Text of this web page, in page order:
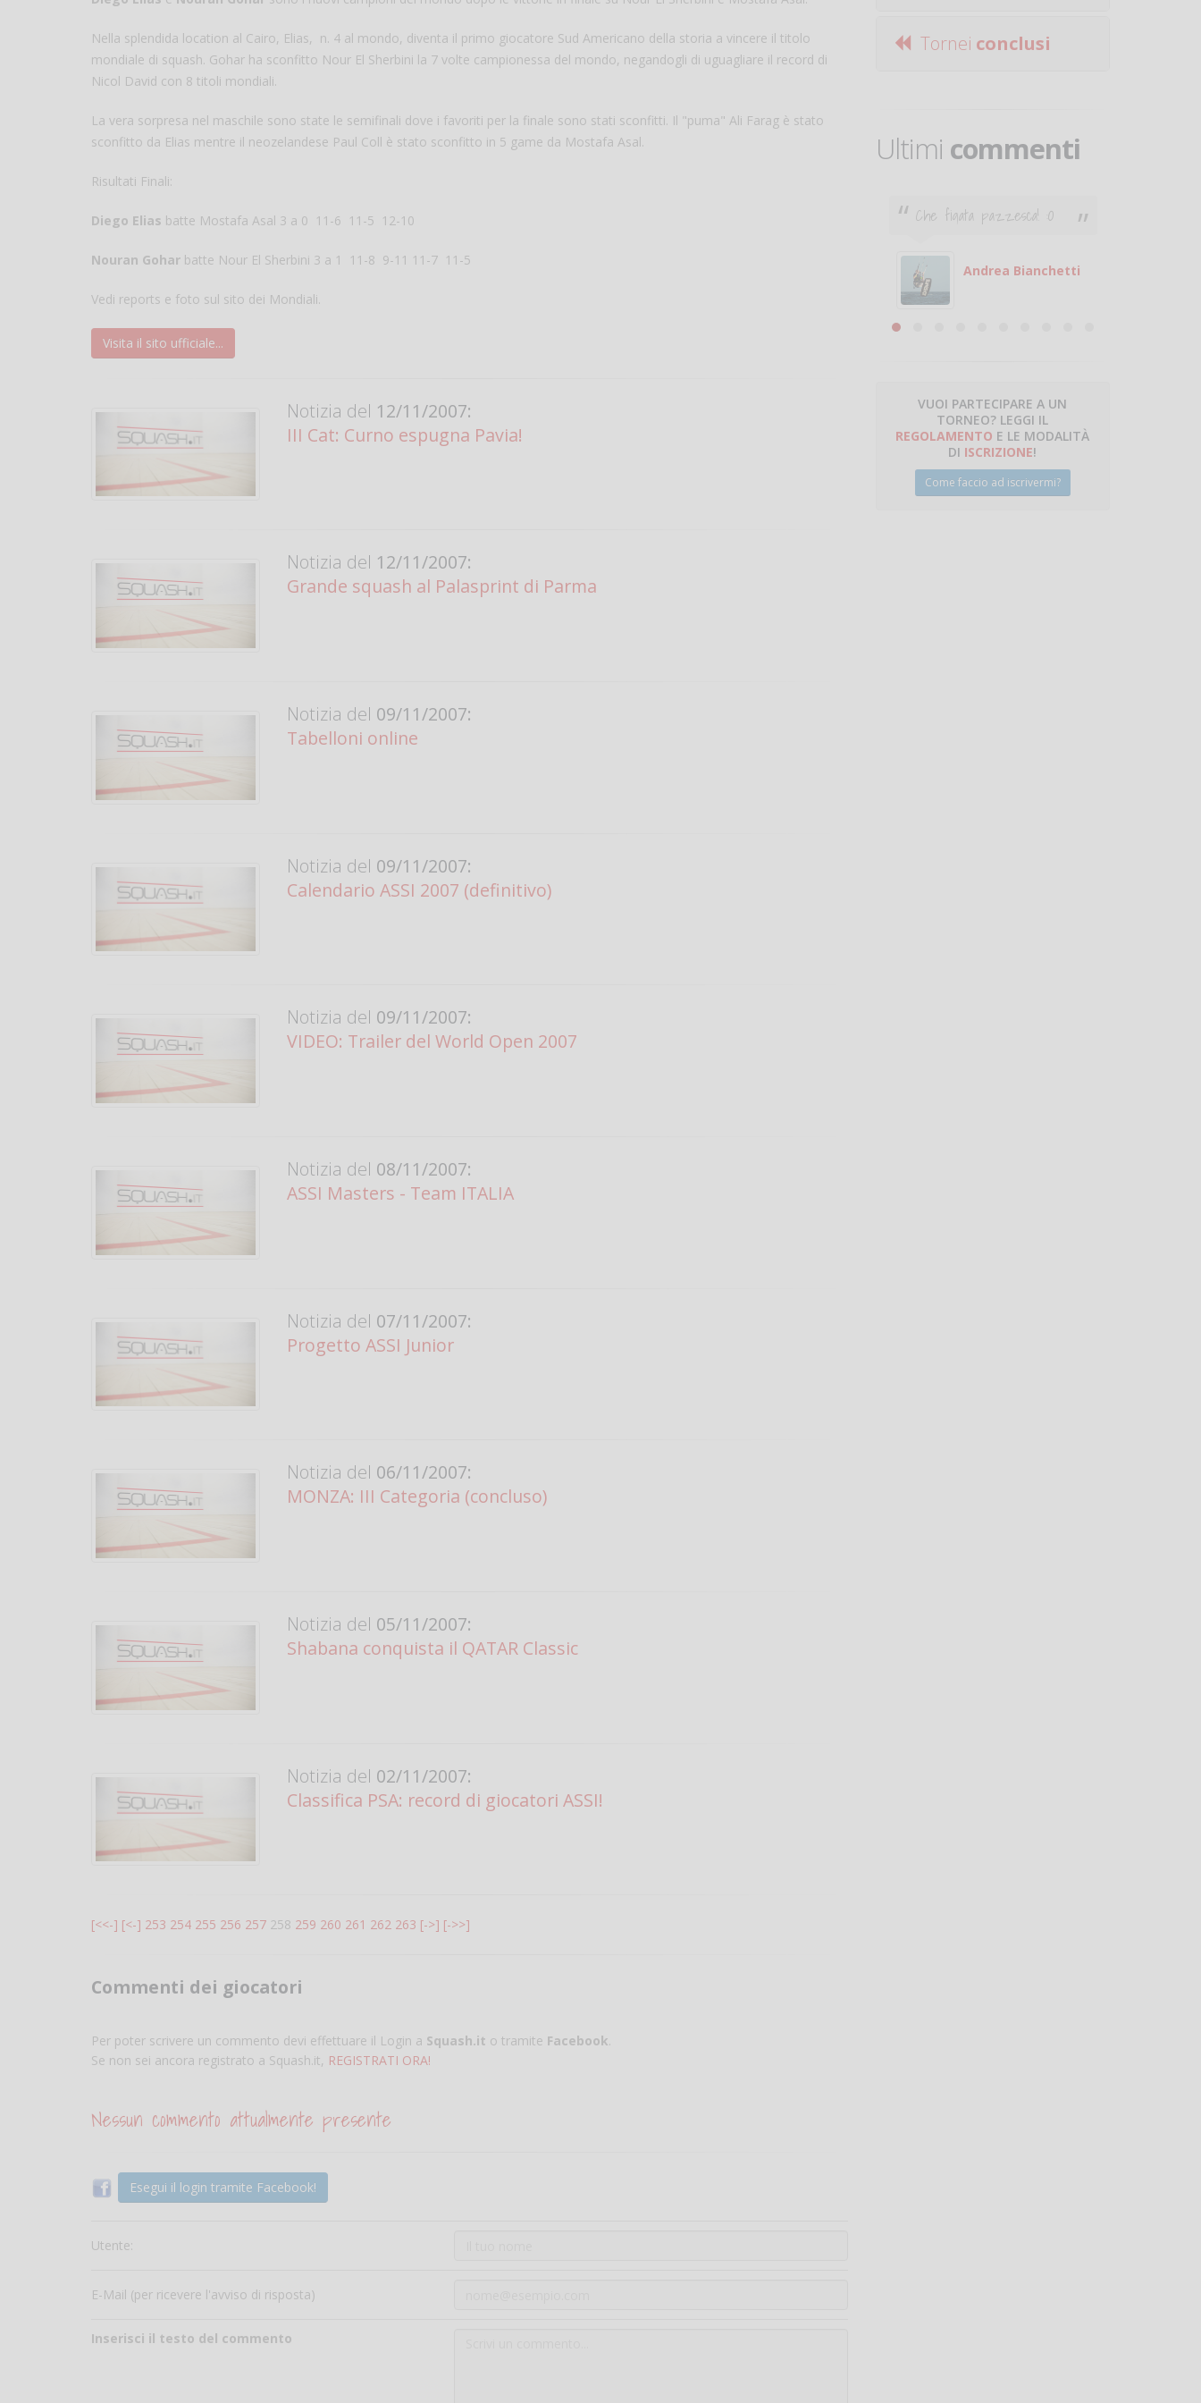
Nella splendida location al Cairo, Elias, n. 4 al mondo, diventa il primo giocatore Sud Americano della storia a vincere il titolo
mondiale di squash. Gohar ha sconfitto Nour El Sherbini la 7 volte campionessa del mondo, negandogli di uguagliare il record di
Nicol David con 8 titoli mondiali.
La vera sorpresa nel maschile sono state le semifinali dove i favoriti per la finale sono stati sconfitti. Il "puma" Ali Farag è stato
sconfitto da Elias mentre il neozelandese Paul Coll è stato sconfitto in 5 game da Mostafa Asal.
Risultati Finali:
Diego Elias batte Mostafa Asal 3 a 0 11-6 11-5 12-10
Nouran Gohar batte Nour El Sherbini 3 a 1 11-8 9-11 11-7 11-5
Vedi reports e foto sul sito dei Mondiali.
Visita il sito ufficiale...
Notizia del 12/11/2007:
III Cat: Curno espugna Pavia!
Notizia del 12/11/2007:
Grande squash al Palasprint di Parma
Notizia del 09/11/2007:
Tabelloni online
Notizia del 09/11/2007:
Calendario ASSI 2007 (definitivo)
Notizia del 09/11/2007:
VIDEO: Trailer del World Open 2007
Notizia del 08/11/2007:
ASSI Masters - Team ITALIA
Notizia del 07/11/2007:
Progetto ASSI Junior
Notizia del 06/11/2007:
MONZA: III Categoria (concluso)
Notizia del 05/11/2007:
Shabana conquista il QATAR Classic
Notizia del 02/11/2007:
Classifica PSA: record di giocatori ASSI!
[<<-] [<-] 253 254 255 256 257 258 259 260 261 262 263 [->] [->>]
Commenti dei giocatori
Per poter scrivere un commento devi effettuare il Login a Squash.it o tramite Facebook.
Se non sei ancora registrato a Squash.it, REGISTRATI ORA!
Nessun commento attualmente presente
Esegui il login tramite Facebook!
Utente:
E-Mail (per ricevere l'avviso di risposta)
Inserisci il testo del commento
Tornei conclusi
Ultimi commenti
Che figata pazzesca! :O
Andrea Bianchetti
VUOI PARTECIPARE A UN
TORNEO? LEGGI IL
REGOLAMENTO E LE MODALITÀ
DI ISCRIZIONE!
Come faccio ad iscrivermi?